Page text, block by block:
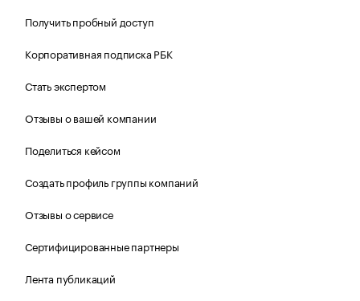
Получить пробный доступ
Корпоративная подписка РБК
Стать экспертом
Отзывы о вашей компании
Поделиться кейсом
Создать профиль группы компаний
Отзывы о сервисе
Сертифицированные партнеры
Лента публикаций